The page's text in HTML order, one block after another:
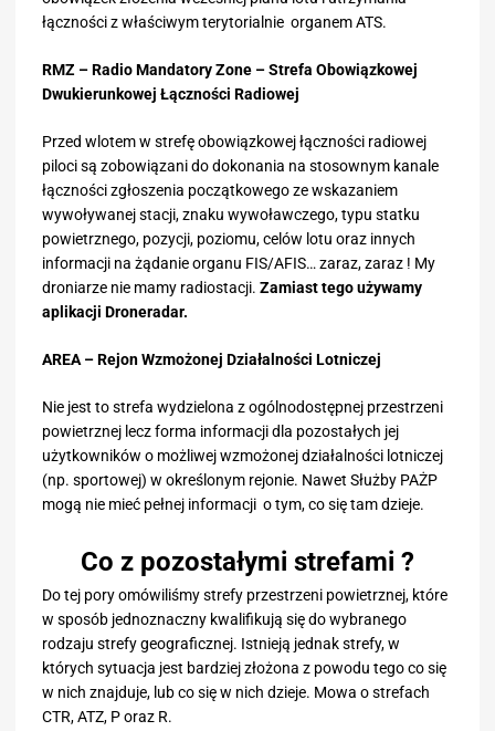
łączności z właściwym terytorialnie organem ATS.
RMZ – Radio Mandatory Zone – Strefa Obowiązkowej
Dwukierunkowej Łączności Radiowej
Przed wlotem w strefę obowiązkowej łączności radiowej
piloci są zobowiązani do dokonania na stosownym kanale
łączności zgłoszenia początkowego ze wskazaniem
wywoływanej stacji, znaku wywoławczego, typu statku
powietrznego, pozycji, poziomu, celów lotu oraz innych
informacji na żądanie organu FIS/AFIS… zaraz, zaraz ! My
droniarze nie mamy radiostacji. Zamiast tego używamy
aplikacji Droneradar.
AREA – Rejon Wzmożonej Działalności Lotniczej
Nie jest to strefa wydzielona z ogólnodostępnej przestrzeni
powietrznej lecz forma informacji dla pozostałych jej
użytkowników o możliwej wzmożonej działalności lotniczej
(np. sportowej) w określonym rejonie. Nawet Służby PAŻP
mogą nie mieć pełnej informacji o tym, co się tam dzieje.
Co z pozostałymi strefami ?
Do tej pory omówiliśmy strefy przestrzeni powietrznej, które
w sposób jednoznaczny kwalifikują się do wybranego
rodzaju strefy geograficznej. Istnieją jednak strefy, w
których sytuacja jest bardziej złożona z powodu tego co się
w nich znajduje, lub co się w nich dzieje. Mowa o strefach
CTR, ATZ, P oraz R.